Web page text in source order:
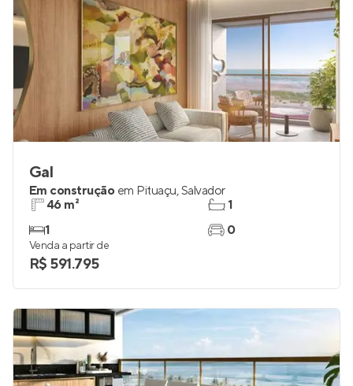
Gal
Em construção em Pituaçu,Salvador
46 m²
1
1
0
Venda a partir de
R$ 591.795